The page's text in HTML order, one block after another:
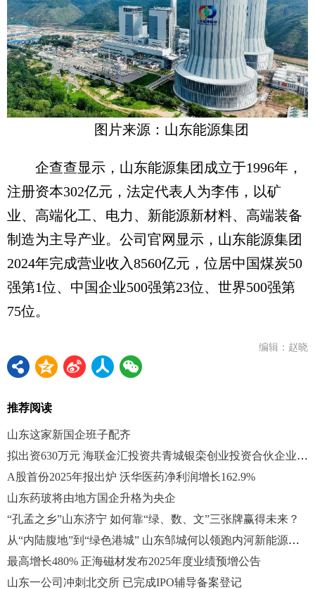
图片来源：山东能源集团
企查查显示，山东能源集团成立于1996年，
注册资本302亿元，法定代表人为李伟，以矿
业、高端化工、电力、新能源新材料、高端装备
制造为主导产业。公司官网显示，山东能源集团
2024年完成营业收入8560亿元，位居中国煤炭50
强第1位、中国企业500强第23位、世界500强第
75位。
编辑：赵晓
推荐阅读
山东这家新国企班子配齐
拟出资630万元 海联金汇投资共青城银栾创业投资合伙企业(有限合伙)
A股首份2025年报出炉 沃华医药净利润增长162.9%
山东药玻将由地方国企升格为央企
“孔孟之乡”山东济宁 如何靠“绿、数、文”三张牌赢得未来？
从“内陆腹地”到“绿色港城” 山东邹城何以领跑内河新能源航运？
最高增长480% 正海磁材发布2025年度业绩预增公告
山东一公司冲刺北交所 已完成IPO辅导备案登记